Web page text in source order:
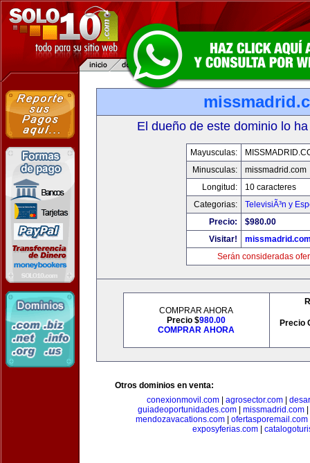
El dueño de este dominio lo
Mayusculas:
Minusculas:
missmadrid.com
Longitud:
10 caracteres
Categorias:
TelevisiÃ³n y
Precio:
$980.00
Visitar!
Serán consideradas
COMPRAR AHORA
Precio $980.00
COMPRAR AHORA
Precio
Otros dominios en venta:
conexionmovil.com
agrosector.com
guiadeoportunidades.com| missmadrid.com|
mendozavacations.com
ofertasporemail.com
exposyferias.com|